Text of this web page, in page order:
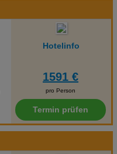
Hotelinfo
1591 €
pro Person
Termin prüfen